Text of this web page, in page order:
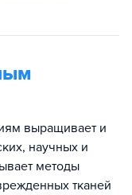
выращивает и
научных и
методы
тканей